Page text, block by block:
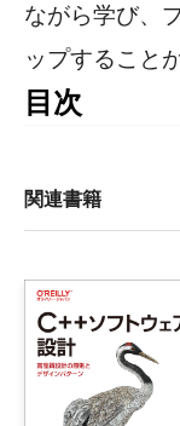
ながら学び、
ップすること
目次
1章　数学の問題
問題1　3
問題2　最大
問題3　最小
問題4　与
問題5　セク
関連書籍